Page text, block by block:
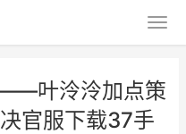
——叶泠泠加点策
官服下载37手